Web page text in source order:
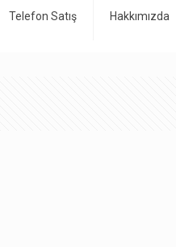
Telefon Satış Hakkımızda